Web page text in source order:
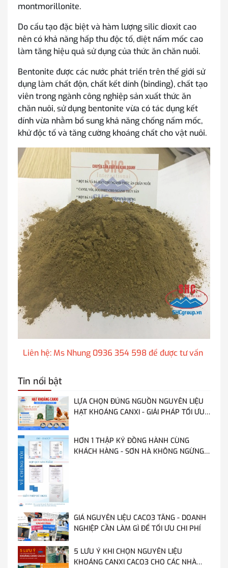
montmorillonite.
Do cấu tạo đặc biệt và hàm lượng silic dioxit cao
nên có khả năng hấp thu độc tố, diệt nấm mốc cao
làm tăng hiệu quả sử dụng của thức ăn chăn nuôi.
Bentonite được các nước phát triển trên thế giới sử
dụng làm chất độn, chất kết dính (binding), chất tạo
viên trong ngành công nghiệp sản xuất thức ăn
chăn nuôi, sử dụng bentonite vừa có tác dụng kết
dính vừa nhằm bổ sung khả năng chống nấm mốc,
khử độc tố và tăng cường khoáng chất cho vật nuôi.
Liên hệ: Ms Nhung 0936 354 598 để được tư vấn
Tin nổi bật
LỰA CHỌN ĐÚNG NGUỒN NGUYÊN LIỆU
HẠT KHOÁNG CANXI - GIẢI PHÁP TỐI ƯU
HƠN 1 THẬP KỶ ĐỒNG HÀNH CÙNG
KHÁCH HÀNG - SƠN HÀ KHÔNG NGỪNG
GIÁ NGUYÊN LIỆU CACO3 TĂNG - DOANH
NGHIỆP CẦN LÀM GÌ ĐỂ TỐI ƯU CHI PHÍ
5 LƯU Ý KHI CHỌN NGUYÊN LIỆU
KHOÁNG CANXI CACO3 CHO CÁC NHÀ